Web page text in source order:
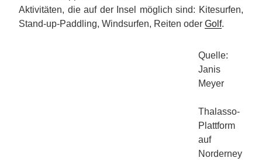
Aktivitäten, die auf der Insel möglich sind: Kitesurfen,
Stand-up-Paddling, Windsurfen, Reiten oder Golf.
Quelle:
Janis
Meyer
Thalasso-
Plattform
auf
Norderney